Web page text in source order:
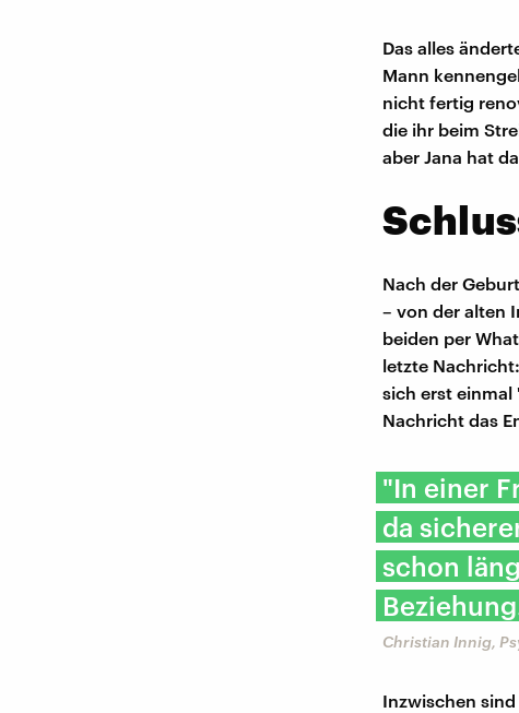
Das alles
Mann
nicht fertig
die ihr beim
aber Jana hat
Nach der
– von der alten
beiden per
letzte
sich erst einmal
Nachricht das
"In einer
da
schon
Christian Innig,
Inzwischen